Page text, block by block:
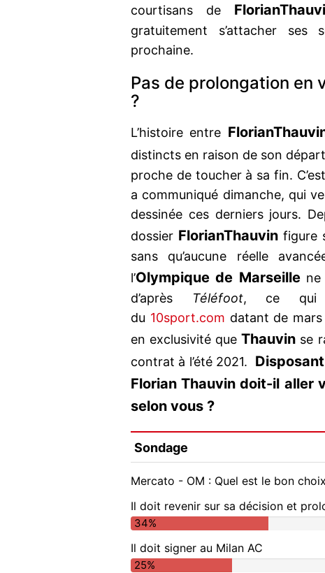
courtisans de Florian
gratuitement s’attacher
prochaine.
Pas de prolongation en
?
L’histoire entre Florian
distincts en raison de son
proche de toucher à sa fin.
a communiqué dimanche, qui
dessinée ces derniers jours.
dossier FlorianThauvin figure
sans qu’aucune réelle
l’Olympique de Marseillene
d’après
Téléfoot, ce qui
du 10sport.com datant de
en exclusivité queThauvin se
contrat à l’été 2021.
Florian Thauvin doit-il aller
selon vous ?
Sondage
Mercato - OM : Quel est le bon
Il doit revenir sur sa décision et
34%
Il doit signer au Milan AC
25%